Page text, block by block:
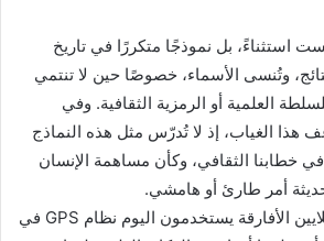
استثناءً، بل نموذجًا متكررًا في تاريخ
وتُنسى الأسماء، خصوصًا حين لا تنتمي
العلمية أو الرمزية الثقافية. وفي
هذا الغياب، إذ لا تُدرّس مثل هذه النماذج
خطابنا الثقافي، وكأن مساهمة الإنسان
أمر طارئ أو هامشي.
المفارقة المؤلمة أن ملايين الأفارقة يستخدمون اليوم نظام GPS في